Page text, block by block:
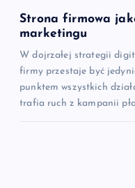
Strona firmowa
marketingu
W dojrzałej strategii
firmy przestaje być
punktem wszystkich
trafia ruch z kampanii